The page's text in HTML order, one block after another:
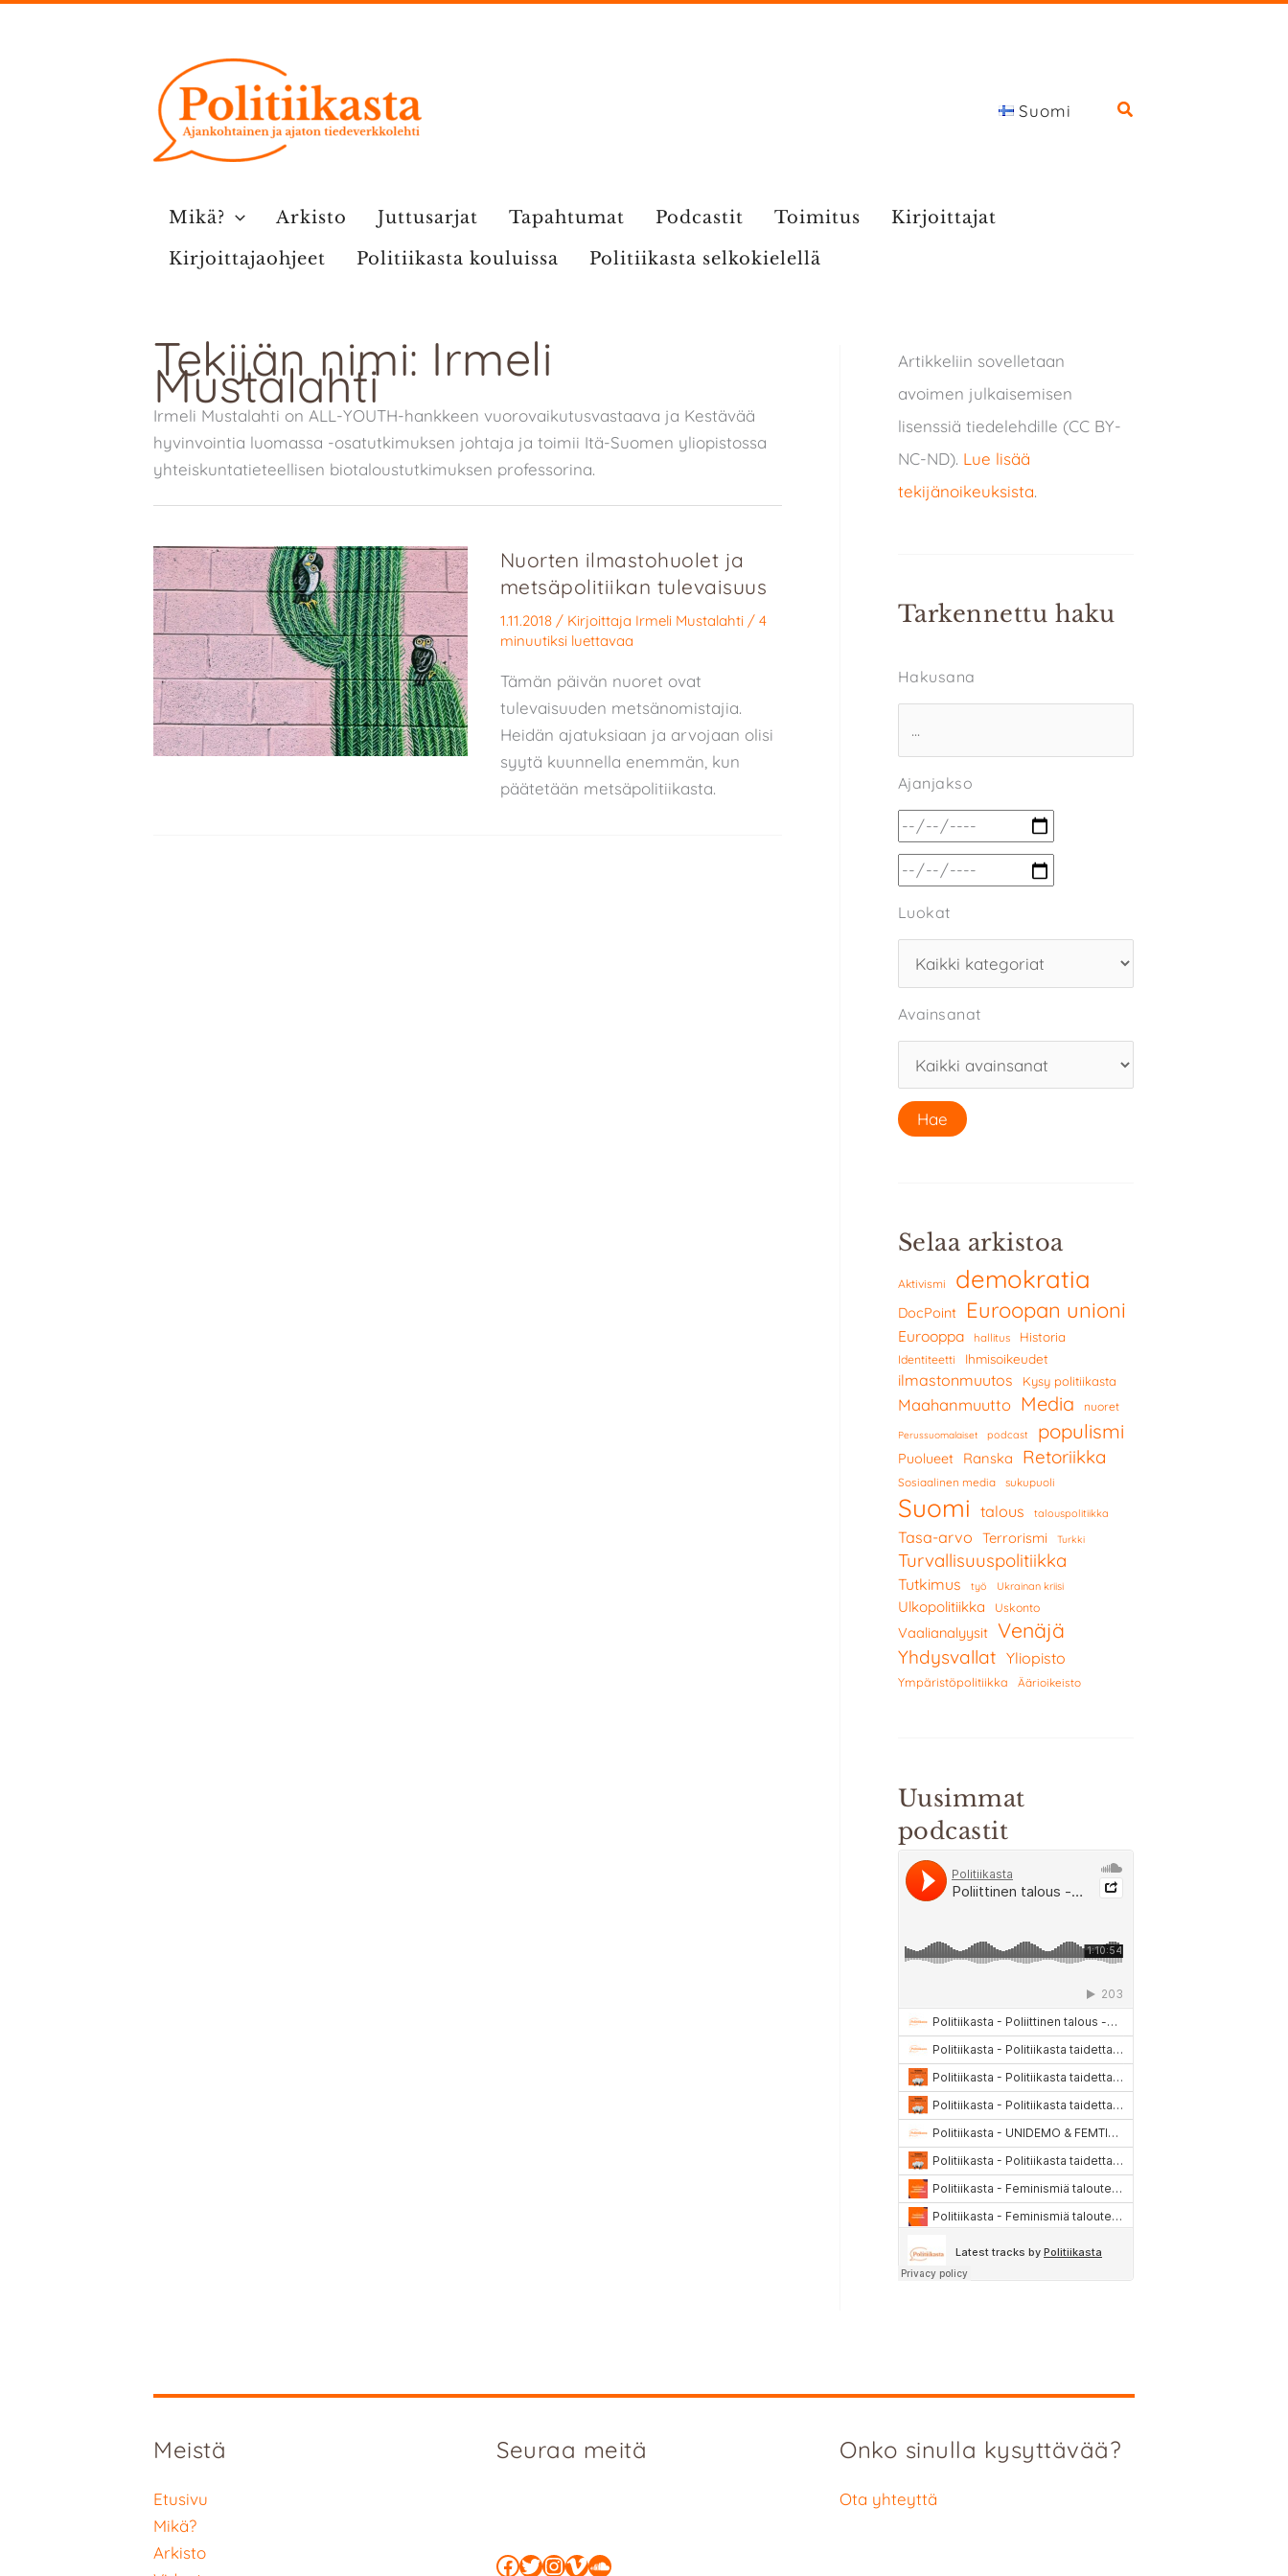
Suomi
Mikä? Arkisto Juttusarjat Tapahtumat Podcastit Toimitus
Kirjoittajat
Kirjoittajaohjeet
Politiikasta kouluissa Politiikasta selkokielellä
Tekijän nimi: Irmeli
Mustalahti
Irmeli Mustalahti on ALL-YOUTH-hankkeen vuorovaikutusvastaava ja Kestävää
hyvinvointia luomassa -osatutkimuksen johtaja ja toimii Itä-Suomen yliopistossa
yhteiskuntatieteellisen biotaloustutkimuksen professorina.
Nuorten ilmastohuolet ja
metsäpolitiikan tulevaisuus
1.11.2018 / Kirjoittaja Irmeli Mustalahti/ 4
minuutiksi luettavaa
Tämän päivän nuoret ovat
tulevaisuuden metsänomistajia.
Heidän ajatuksiaan ja arvojaan olisi
syytä kuunnella enemmän, kun
päätetään metsäpolitiikasta.
Artikkeliin sovelletaan
avoimen julkaisemisen
lisenssiä tiedelehdille (CC BY-
NC-ND). Lue lisää
tekijänoikeuksista.
Tarkennettu haku
Hakusana
Ajanjakso
Luokat
Avainsanat
Selaa arkistoa
Aktivismi demokratia
DocPoint Euroopan unioni
Eurooppa hallitus Historia
Identiteetti Ihmisoikeudet
ilmastonmuutos Kysy politiikasta
Maahanmuutto Media nuoret
Perussuomalaiset podcast populismi
Puolueet Ranska Retoriikka
Sosiaalinen media sukupuoli
Suomi talous talouspolitiikka
Tasa-arvo Terrorismi Turkki
Turvallisuuspolitiikka
Tutkimus työ Ukrainan kriisi
Ulkopolitiikka Uskonto
Vaalianalyysit Venäjä
Yhdysvallat Yliopisto
Ympäristöpolitiikka Äärioikeisto
Uusimmat
podcastit
Meistä
Etusivu
Mikä?
Arkisto
Seuraa meitä
Facebook
Twitter
Instagram
Vimeo
SoundCloud
Onko sinulla kysyttävää?
Ota yhteyttä